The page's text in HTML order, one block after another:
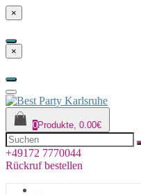
×
×
0Produkte, 0.00€
+49172 7770044
Rückruf bestellen